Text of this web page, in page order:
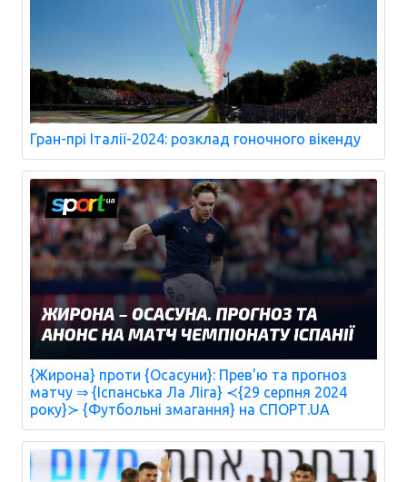
Гран-прі Італії-2024: розклад гоночного вікенду
{Жирона} проти {Осасуни}: Прев'ю та прогноз
матчу ⇒ {Іспанська Ла Ліга} ≺{29 серпня 2024
року}≻ {Футбольні змагання} на СПОРТ.UA